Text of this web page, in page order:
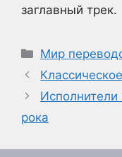
заглавный трек.
Рубрики
Мир
Исполнители
рока